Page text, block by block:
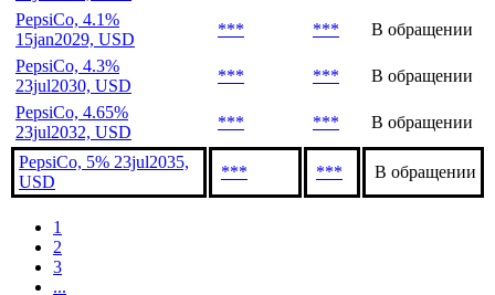
PepsiCo, 4.1%
15jan2029, USD
*** ***
В обращении
PepsiCo, 4.3%
23jul2030, USD
*** ***
В обращении
PepsiCo, 4.65%
23jul2032, USD
*** *** В обращении
PepsiCo, 5% 23jul2035,
USD
*** *** В обращении
1
2
3
...